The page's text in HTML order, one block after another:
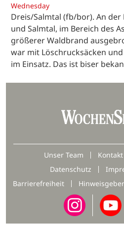
Wednesday
Dreis/Salmtal (fb/bor). An der
und Salmtal, im Bereich des
größerer Waldbrand
war mit Löschrucksäcken
im Einsatz. Das ist biser
Unser Team Kontakt
Datenschutz
Barrierefreiheit